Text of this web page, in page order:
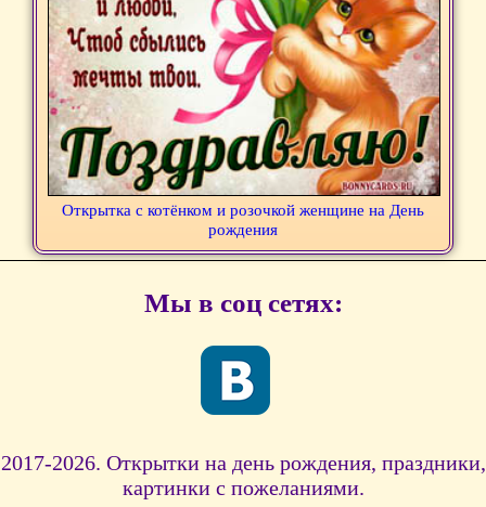
Открытка с котёнком и розочкой женщине на День
рождения
Мы в соц сетях:
2017-2026. Открытки на день рождения, праздники,
картинки с пожеланиями.